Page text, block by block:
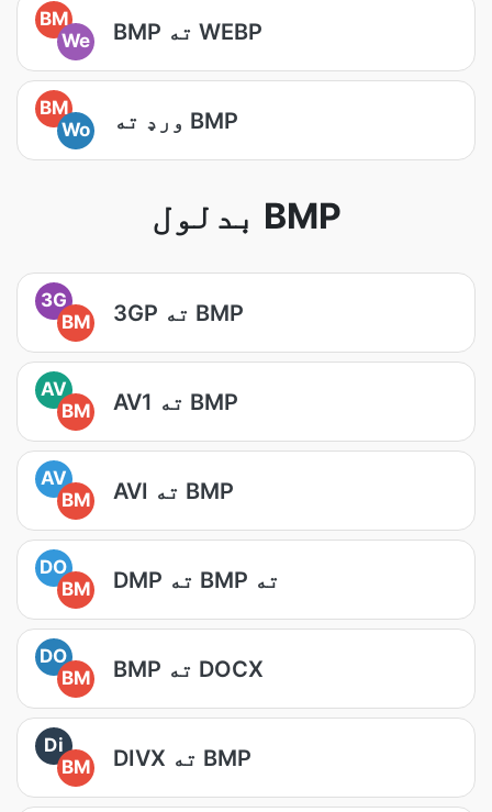
BM
We
BMP ته WEBP
BM
Wo
ورډ ته BMP
بدلول BMP
3G
BM
3GP ته BMP
AV
BM
AV1 ته BMP
AV
BM
AVI ته BMP
DO
BM
DMP ته BMP ته
DO
BM
BMP ته DOCX
Di
BM
DIVX ته BMP